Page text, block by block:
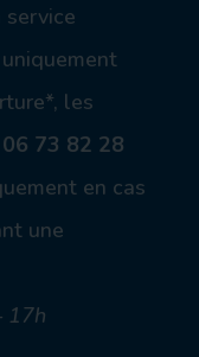
service
les
06 73 82 28
en cas
une
17h